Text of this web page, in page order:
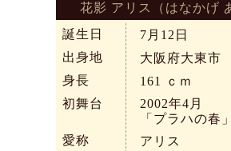
花影 アリス（はなかげ
誕生日
7月12日
出身地
大阪府大東市
身長
161
ｃｍ
初舞台
2002年4月
「プラハの春」
愛称
アリス